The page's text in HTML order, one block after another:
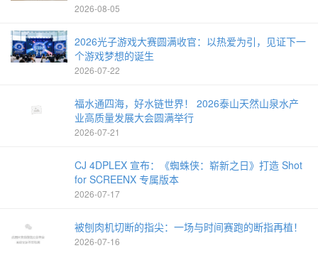
2026-08-05
2026光子游戏大赛圆满收官：以热爱为引，见证下一
个游戏梦想的诞生
2026-07-22
福水通四海，好水链世界！ 2026泰山天然山泉水产
业高质量发展大会圆满举行
2026-07-21
CJ 4DPLEX 宣布：《蜘蛛侠：崭新之日》打造 Shot
for SCREENX 专属版本
2026-07-17
被刨肉机切断的指尖：一场与时间赛跑的断指再植！
2026-07-16